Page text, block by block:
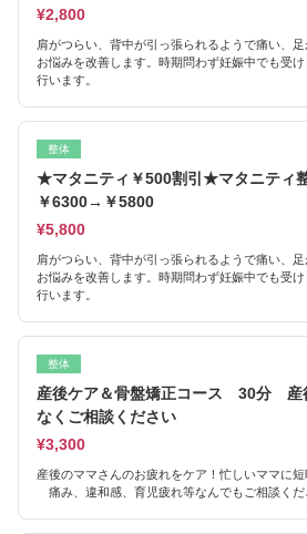
¥2,800
肩がつらい、背中が引っ張られるようで痛い、
お悩みを改善します。時期問わず妊娠中でも受
行います。
整体
★マタニティ￥500割引★マタニティ
￥6300→￥5800
¥5,800
肩がつらい、背中が引っ張られるようで痛い、
お悩みを改善します。時期問わず妊娠中でも受
行います。
整体
産後ケア＆骨盤矯正コース 30分 産
なくご相談ください
¥3,300
産後のママさんのお疲れをケア！忙しいママに短
痛み、違和感、育児疲れ等なんでもご相談くだ